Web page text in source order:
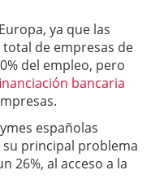
ya que las
de empresas de
del empleo, pero
bancaria
españolas
principal problema
26%, al acceso a la